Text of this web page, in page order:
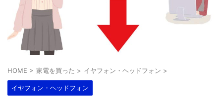
HOME > 家電を買った > イヤフォン・ヘッドフォン >
イヤフォン・ヘッドフォン